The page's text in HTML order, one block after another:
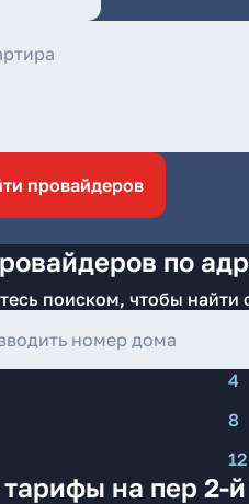
провайдеров
по
поиском, чтобы найти
4
8
12
на пер 2-